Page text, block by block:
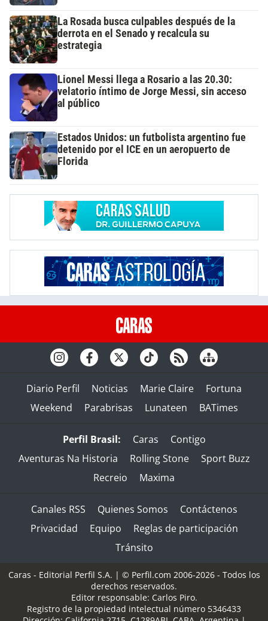
La Rosada busca culpables después de la
derrota en el Senado y recalcula su
estrategia
Lionel Messi llega a Rosario a las 20.30:
velatorio íntimo de Jorge Messi, sin acceso
al público
Estados Unidos: un futbolista argentino fue
detenido por el ICE en un aeropuerto de
Florida
Diario Perfil Noticias Marie Claire
Fortuna
Weekend
Parabrisas Lunateen BATimes
Perfil Brasil: Caras
Contigo
Aventuras Na Historia
Rolling Stone
Sport Buzz
Recreio
Maxima
Canales RSS Quienes Somos
Contáctenos
Privacidad
Equipo
Reglas de participación
Tránsito
Caras - Editorial Perfil S.A. | © Perfil.com 2006-2026 - Todos los
derechos reservados.
Editor responsable: Carlos Piro.
Registro de la propiedad intelectual número 5346433